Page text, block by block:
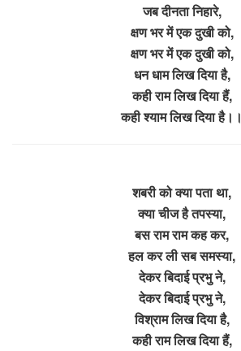
जब दीनता निहारे,
क्षण भर में एक दुखी को,
क्षण भर में एक दुखी को,
धन धाम लिख दिया है,
कही राम लिख दिया हैं,
कही श्याम लिख दिया है।।
शबरी को क्या पता था,
क्या चीज है तपस्या,
बस राम राम कह कर,
हल कर ली सब समस्या,
देकर बिदाई प्रभु ने,
देकर बिदाई प्रभु ने,
विश्राम लिख दिया है,
कही राम लिख दिया हैं,